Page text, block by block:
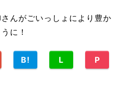
んがごいっしょにより豊か
に！
B! L P